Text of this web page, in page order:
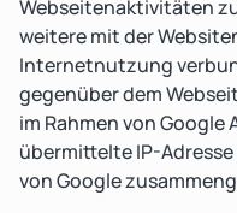
Webseitenaktivitäten
weitere mit der
Internetnutzung
gegenüber dem
im Rahmen von
übermittelte IP-
von Google